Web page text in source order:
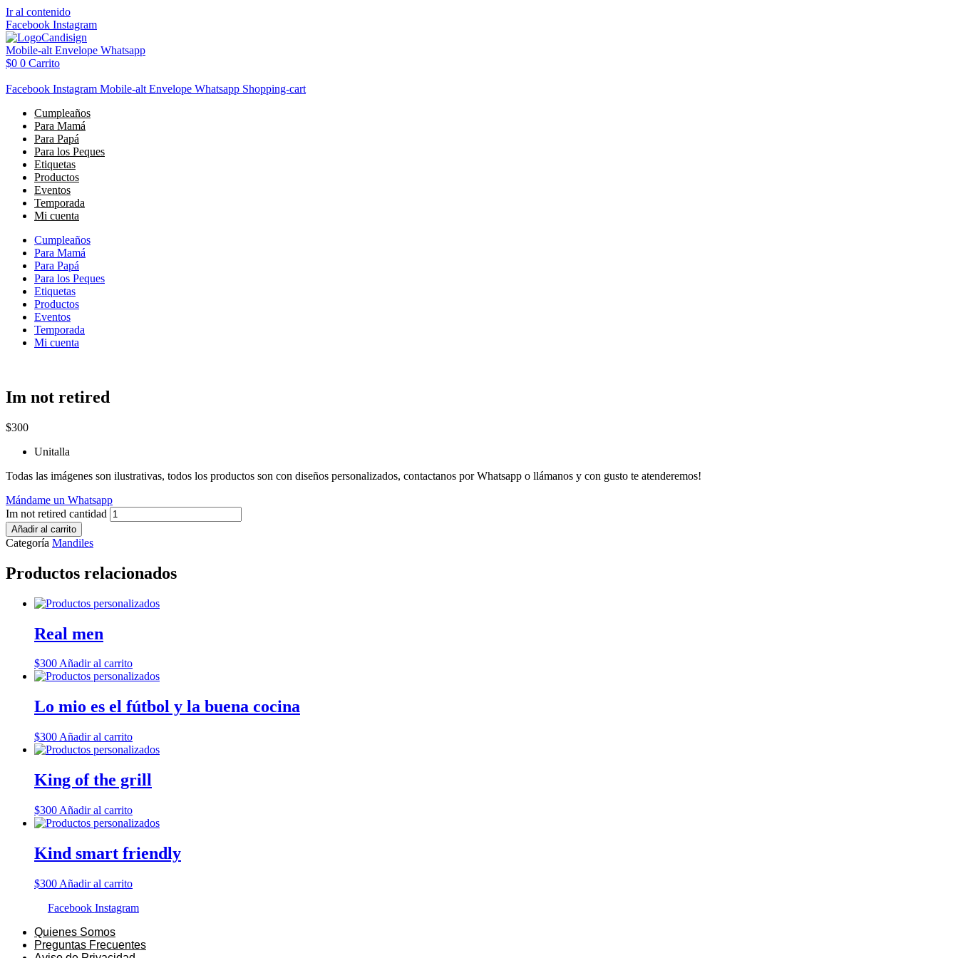
Ir al contenido
Facebook Instagram
Mobile-alt Envelope Whatsapp
$0 0 Carrito
Facebook Instagram Mobile-alt Envelope Whatsapp Shopping-cart
Cumpleaños
Para Mamá
Para Papá
Para los Peques
Etiquetas
Productos
Eventos
Temporada
Mi cuenta
Cumpleaños
Para Mamá
Para Papá
Para los Peques
Etiquetas
Productos
Eventos
Temporada
Mi cuenta
Im not retired
$300
Unitalla
Todas las imágenes son ilustrativas, todos los productos son con diseños personalizados, contactanos por Whatsapp o llámanos y con gusto te atenderemos!
Mándame un Whatsapp
Im not retired cantidad
Añadir al carrito
Categoría Mandiles
Productos relacionados
Real men
$300Añadir al carrito
Lo mio es el fútbol y la buena cocina
$300 Añadir al carrito
King of the grill
$300 Añadir al carrito
Kind smart friendly
$300 Añadir al carrito
Facebook Instagram
Quienes Somos
Preguntas Frecuentes